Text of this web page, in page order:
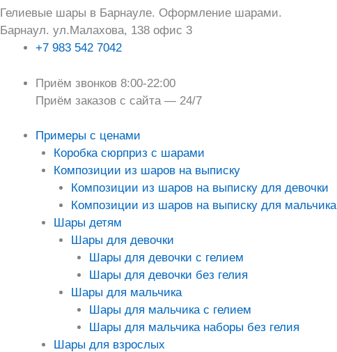
Гелиевые шары в Барнауле. Оформление шарами.
Барнаул. ул.Малахова, 138 офис 3
+7 983 542 7042
Приём звонков 8:00-22:00
Приём заказов с сайта — 24/7
Примеры с ценами
Коробка сюрприз с шарами
Композиции из шаров на выписку
Композиции из шаров на выписку для девочки
Композиции из шаров на выписку для мальчика
Шары детям
Шары для девочки
Шары для девочки с гелием
Шары для девочки без гелия
Шары для мальчика
Шары для мальчика с гелием
Шары для мальчика наборы без гелия
Шары для взрослых